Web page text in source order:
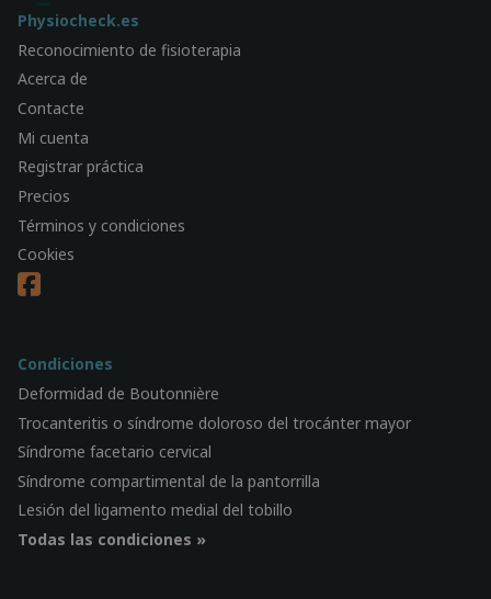
Physiocheck.es
Reconocimiento de fisioterapia
Acerca de
Contacte
Mi cuenta
Registrar práctica
Precios
Términos y condiciones
Cookies
Condiciones
Deformidad de Boutonnière
Trocanteritis o síndrome doloroso del trocánter mayor
Síndrome facetario cervical
Síndrome compartimental de la pantorrilla
Lesión del ligamento medial del tobillo
Todas las condiciones »